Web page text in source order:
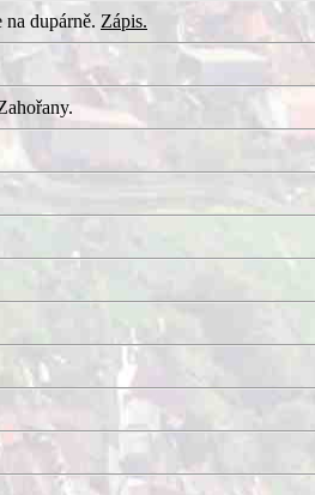
dupárně. Zápis.